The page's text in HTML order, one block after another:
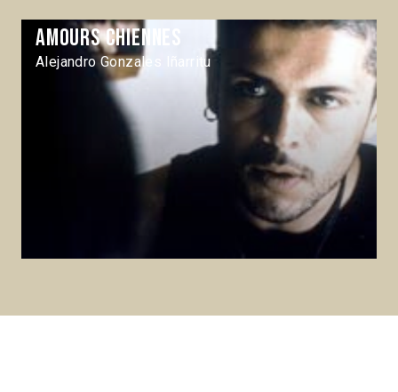
Amours chiennes
Alejandro Gonzales Iñarritu